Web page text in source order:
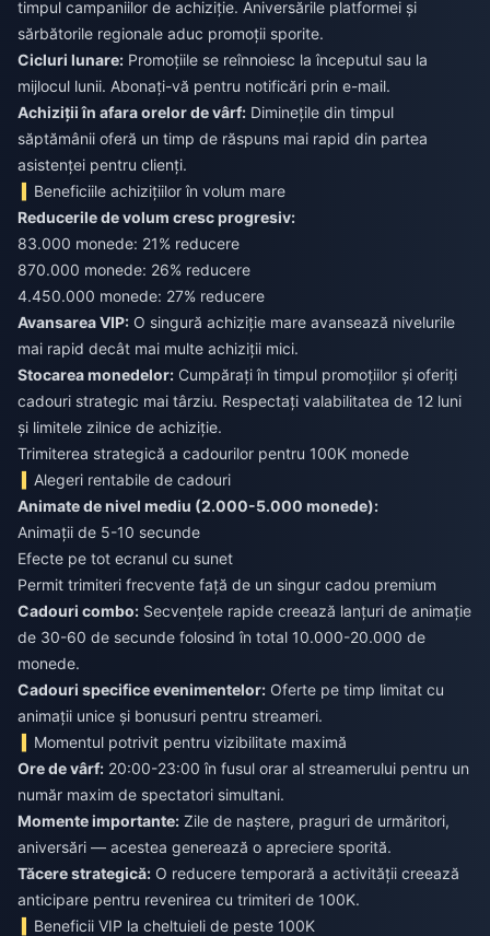
timpul campaniilor de achiziție. Aniversările platformei și
sărbătorile regionale aduc promoții sporite.
Cicluri lunare: Promoțiile se reînnoiesc la începutul sau la
mijlocul lunii. Abonați-vă pentru notificări prin e-mail.
Achiziții în afara orelor de vârf: Diminețile din timpul
săptămânii oferă un timp de răspuns mai rapid din partea
asistenței pentru clienți.
Beneficiile achizițiilor în volum mare
Reducerile de volum cresc progresiv:
83.000 monede: 21% reducere
870.000 monede: 26% reducere
4.450.000 monede: 27% reducere
Avansarea VIP: O singură achiziție mare avansează nivelurile
mai rapid decât mai multe achiziții mici.
Stocarea monedelor: Cumpărați în timpul promoțiilor și oferiți
cadouri strategic mai târziu. Respectați valabilitatea de 12 luni
și limitele zilnice de achiziție.
Trimiterea strategică a cadourilor pentru 100K monede
Alegeri rentabile de cadouri
Animate de nivel mediu (2.000-5.000 monede):
Animații de 5-10 secunde
Efecte pe tot ecranul cu sunet
Permit trimiteri frecvente față de un singur cadou premium
Cadouri combo: Secvențele rapide creează lanțuri de animație
de 30-60 de secunde folosind în total 10.000-20.000 de
monede.
Cadouri specifice evenimentelor: Oferte pe timp limitat cu
animații unice și bonusuri pentru streameri.
Momentul potrivit pentru vizibilitate maximă
Ore de vârf: 20:00-23:00 în fusul orar al streamerului pentru un
număr maxim de spectatori simultani.
Momente importante: Zile de naștere, praguri de urmăritori,
aniversări — acestea generează o apreciere sporită.
Tăcere strategică: O reducere temporară a activității creează
anticipare pentru revenirea cu trimiteri de 100K.
Beneficii VIP la cheltuieli de peste 100K